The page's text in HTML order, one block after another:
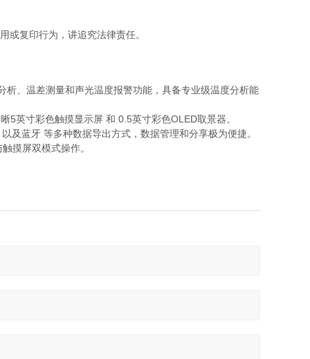
或复印行为，讲追究法律责任。
、温差测量和声光温度报警功能，具备专业级温度分析能
英寸彩色触摸显示屏‌ 和 ‌0.5英寸彩色OLED取景器‌。
及蓝牙‌ 等多种数据导出方式，数据管理和分享极为便捷。
摸屏双模式‌操作。